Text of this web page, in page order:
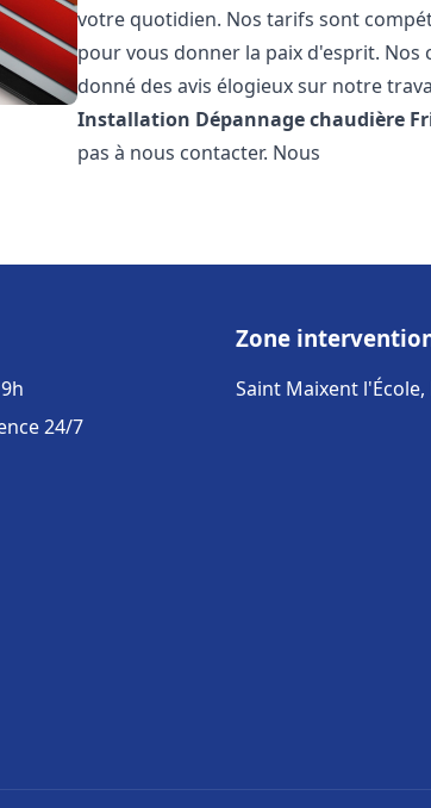
votre quotidien. Nos tarifs sont
pour vous donner la paix d'esprit.
donné des avis élogieux sur notre
Installation Dépannage chaudière
pas à nous contacter. Nous
24/7
Zone
Saint Maixent l'École,